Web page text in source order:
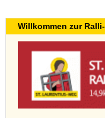
Willkommen zur